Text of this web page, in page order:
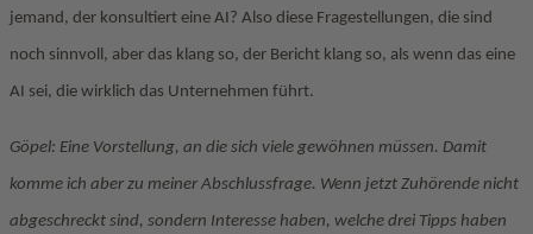
jemand, der konsultiert eine AI? Also diese Fragestellungen, die sind
noch sinnvoll, aber das klang so, der Bericht klang so, als wenn das eine
AI sei, die wirklich das Unternehmen führt.
Göpel: Eine Vorstellung, an die sich viele gewöhnen müssen. Damit
komme ich aber zu meiner Abschlussfrage. Wenn jetzt Zuhörende nicht
abgeschreckt sind, sondern Interesse haben, welche drei Tipps haben